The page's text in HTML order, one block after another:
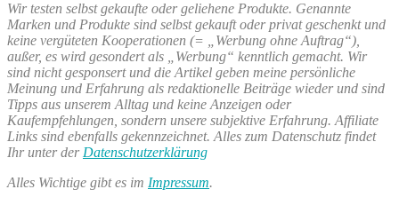
Wir testen selbst gekaufte oder geliehene Produkte. Genannte
Marken und Produkte sind selbst gekauft oder privat geschenkt und
keine vergüteten Kooperationen (= „Werbung ohne Auftrag“),
außer, es wird gesondert als „Werbung“ kenntlich gemacht. Wir
sind nicht gesponsert und die Artikel geben meine persönliche
Meinung und Erfahrung als redaktionelle Beiträge wieder und sind
Tipps aus unserem Alltag und keine Anzeigen oder
Kaufempfehlungen, sondern unsere subjektive Erfahrung. Affiliate
Links sind ebenfalls gekennzeichnet. Alles zum Datenschutz findet
Ihr unter der Datenschutzerklärung
Alles Wichtige gibt es im Impressum.